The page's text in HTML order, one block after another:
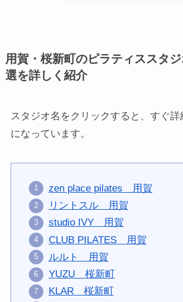
用賀・桜新町のピラティススタ
選を詳しく紹介
スタジオ名をクリックすると、すぐ詳
になっています。
zen place pilates 用賀
リントスル 用賀
studio IVY 用賀
CLUB PILATES 用賀
ルルト 用賀
YUZU 桜新町
KLAR 桜新町